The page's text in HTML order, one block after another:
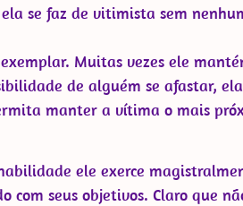
se faz de vitimista sem
Muitas vezes ele
de alguém se afastar,
manter a vítima o mais
ele exerce
com seus objetivos. Claro que